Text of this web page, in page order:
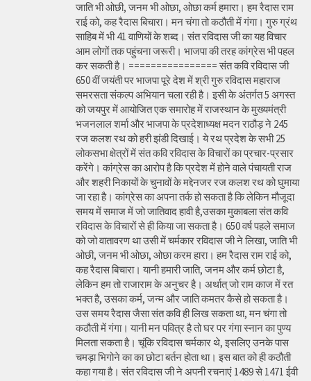
जाति भी ओछी, जनम भी ओछा, ओछा कर्म हमारा। हम रैदास राम
राई को, कह रैदास बिचारा। मन चंगा तो कठौती में गंगा। गुरु ग्रंथ
साहिब में भी 41 वाणियों के शब्द। संत रविदास जी का यह विचार
आम लोगों तक पहुंचना जरूरी। भाजपा की तरह कांग्रेस भी पहल
कर सकती है। ================ संत कवि रविदास जी
650 वीं जयंती पर भाजपा पूरे देश में श्री गुरु रविदास महाराज
समरसता संकल्प अभियान चला रही है। इसी के अंतर्गत 5 अगस्त
को जयपुर में आयोजित एक समारोह में राजस्थान के मुख्यमंत्री
भजनलाल शर्मा और भाजपा के प्रदेशाध्यक्ष मदन राठौड़ ने 245
रज कलश रथ को हरी झंडी दिखाई। ये रथ प्रदेश के सभी 25
लोकसभा क्षेत्रों में संत कवि रविदास के विचारों का प्रचार-प्रसार
करेंगे। कांग्रेस का आरोप है कि प्रदेश में होने वाले पंचायती राज
और शहरी निकायों के चुनावों के मद्देनजर रज कलश रथ को घुमाया
जा रहा है। कांग्रेस का अपना तर्क हो सकता है कि लेकिन मौजूदा
समय में समाज में जो जातिवाद हावी है,उसका मुकाबला संत कवि
रविदास के विचारों से ही किया जा सकता है। 650 वर्ष पहले समाज
को जो वातावरण था उसी में चर्मकार रविदास जी ने लिखा, जाति भी
ओछी, जनम भी ओछा, ओछा करम हारा। हम रैदास राम राई को,
कह रैदास बिचारा। यानी हमारी जाति, जनम और कर्म छोटा है,
लेकिन हम तो राजाराम के अनुचर है। अर्थात् जो राम काज में रत
भक्त है, उसका कर्म, जन्म और जाति कमतर कैसे हो सकता है।
उस समय रैदास जैसा संत कवि ही लिख सकता था, मन चंगा तो
कठौती में गंगा। यानी मन पवित्र है तो घर पर गंगा स्नान का पुण्य
मिलता सकता है। चूंकि रविदास चर्मकार थे, इसलिए उनके पास
चमड़ा भिगोने का का छोटा बर्तन होता था। इस बात को ही कठौती
कहा गया है। संत रविदास जी ने अपनी रचनाएं 1489 से 1471 ईवी